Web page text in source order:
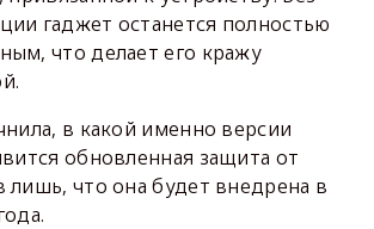
гаджет останется полностью
что делает его кражу
в какой именно версии
обновленная защита от
лишь, что она будет внедрена в